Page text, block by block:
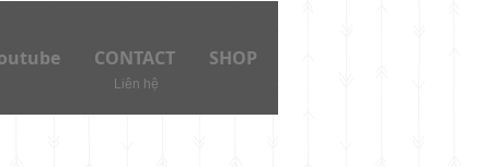
CONTACT SHOP
Liên hệ